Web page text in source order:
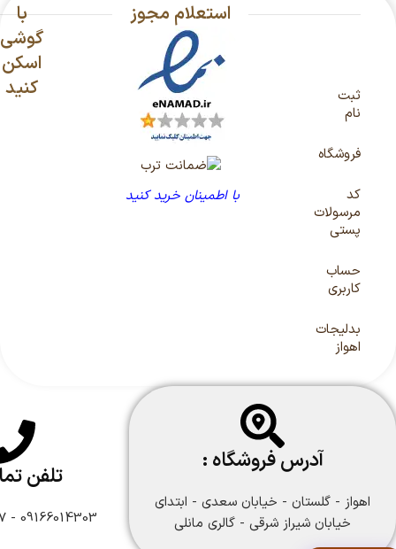
ثبت
نام
فروشگاه
کد
مرسولات
پستی
حساب
کاربری
بدلیجات
اهواز
استعلام مجوز
با اطمینان خرید کنید
با
گوشی
اسکن
کنید
آدرس فروشگاه :
اهواز - گلستان - خیابان سعدی - ابتدای
خیابان شیراز شرقی - گالری مانلی
تلفن
09166014303 - 09166108747